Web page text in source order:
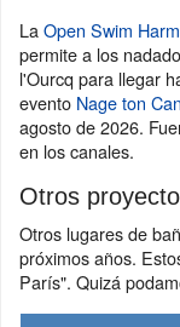
LaOpen Swim
permite a los
l'Ourcq para llegar
evento Nage ton
agosto de 2026.
en los canales.
Otros
Otros lugares de
próximos años.
París". Quizá